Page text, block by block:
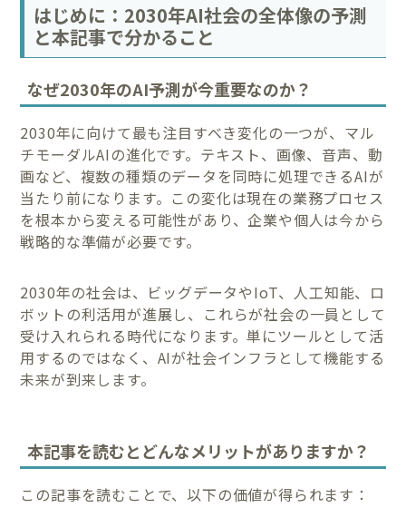
はじめに：2030年AI社会の全体像の予測
と本記事で分かること
なぜ2030年のAI予測が今重要なのか？
2030年に向けて最も注目すべき変化の一つが、マル
チモーダルAIの進化です。テキスト、画像、音声、動
画など、複数の種類のデータを同時に処理できるAIが
当たり前になります。この変化は現在の業務プロセス
を根本から変える可能性があり、企業や個人は今から
戦略的な準備が必要です。
2030年の社会は、ビッグデータやIoT、人工知能、ロ
ボットの利活用が進展し、これらが社会の一員として
受け入れられる時代になります。単にツールとして活
用するのではなく、AIが社会インフラとして機能する
未来が到来します。
本記事を読むとどんなメリットがありますか？
この記事を読むことで、以下の価値が得られます：